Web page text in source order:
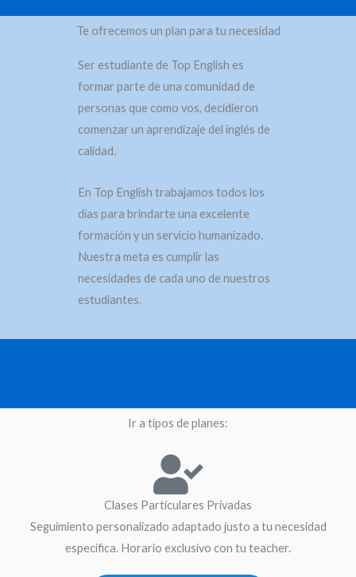
Te ofrecemos un plan para tu necesidad
Ser estudiante de Top English es
formar parte de una comunidad de
personas que como vos, decidieron
comenzar un aprendizaje del inglés de
calidad.
En Top English trabajamos todos los
días para brindarte una excelente
formación y un servicio humanizado.
Nuestra meta es cumplir las
necesidades de cada uno de nuestros
estudiantes.
Ir a tipos de planes:
Clases Particulares Privadas
Seguimiento personalizado adaptado justo a tu necesidad
específica. Horario exclusivo con tu teacher.